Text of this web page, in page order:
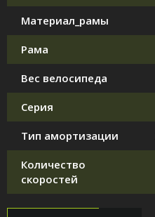
Материал_рамы
Рама
Вес велосипеда
Серия
Тип амортизации
Количество
скоростей